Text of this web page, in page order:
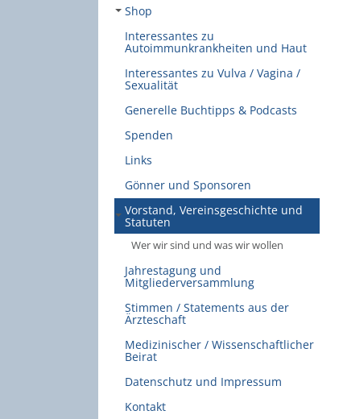
Shop
Interessantes zu
Autoimmunkrankheiten und Haut
Interessantes zu Vulva / Vagina /
Sexualität
Generelle Buchtipps & Podcasts
Spenden
Links
Gönner und Sponsoren
Vorstand, Vereinsgeschichte und
Statuten
Wer wir sind und was wir wollen
Jahrestagung und
Mitgliederversammlung
Stimmen / Statements aus der
Ärzteschaft
Medizinischer / Wissenschaftlicher
Beirat
Datenschutz und Impressum
Kontakt